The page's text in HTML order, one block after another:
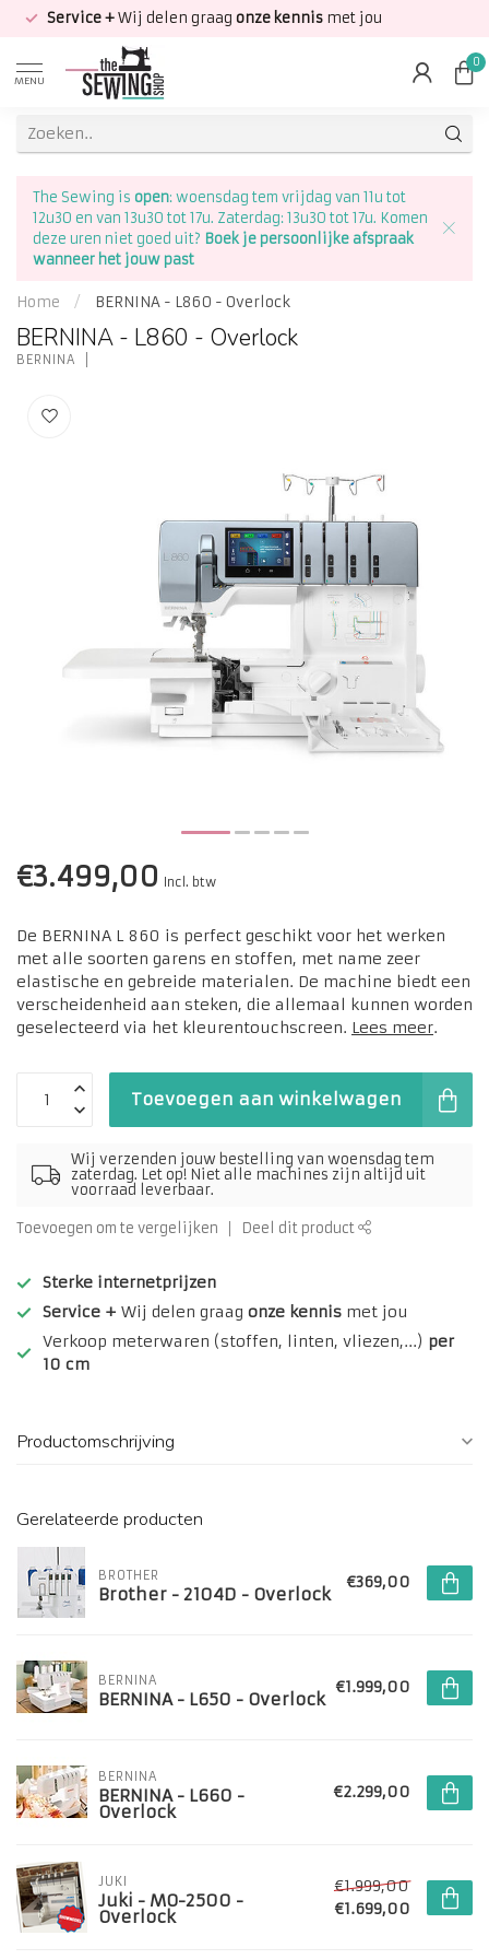
Service +Wij delen graag onze kennis met jou
MENU
0
The Sewing is open: woensdag tem vrijdag van 11u tot
12u30 en van 13u30 tot 17u. Zaterdag: 13u30 tot 17u. Komen
deze uren niet goed uit? Boek je persoonlijke afspraak
wanneer het jouw past
Home / BERNINA - L860 - Overlock
BERNINA - L860 - Overlock
BERNINA
€3.499,00 Incl. btw
De BERNINA L 860 is perfect geschikt voor het werken
met alle soorten garens en stoffen, met name zeer
elastische en gebreide materialen. De machine biedt een
verscheidenheid aan steken, die allemaal kunnen worden
geselecteerd via het kleurentouchscreen. Lees meer.
Toevoegen aan winkelwagen
Wij verzenden jouw bestelling van woensdag tem
zaterdag. Let op! Niet alle machines zijn altijd uit
voorraad leverbaar.
Toevoegen om te vergelijken Deel dit product
Sterke internetprijzen
Service + Wij delen graag onze kennis met jou
Verkoop meterwaren (stoffen, linten, vliezen,...) per
10 cm
Productomschrijving
Gerelateerde producten
BROTHER
Brother - 2104D - Overlock
€369,00
BERNINA
BERNINA - L650 - Overlock
€1.999,00
BERNINA
BERNINA - L660 -
Overlock
€2.299,00
JUKI
Juki - MO-2500 -
Overlock
€1.999,00
€1.699,00